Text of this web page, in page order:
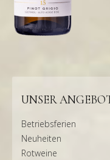
UNSER
Betriebsferien
Neuheiten
Rotweine